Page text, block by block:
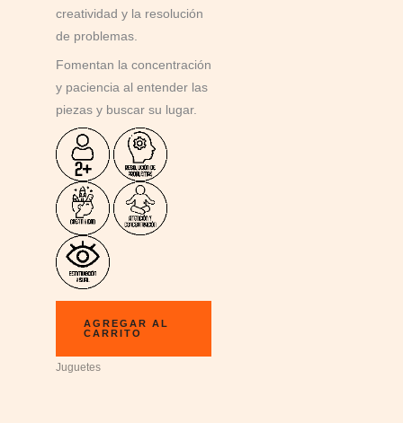
creatividad y la resolución
de problemas.
Fomentan la concentración
y paciencia al entender las
piezas y buscar su lugar.
AGREGAR AL
CARRITO
Juguetes